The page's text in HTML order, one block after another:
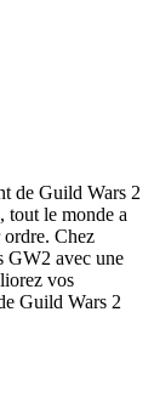
de Guild Wars 2
tout le monde a
ordre. Chez
GW2 avec une
vos
Guild Wars 2